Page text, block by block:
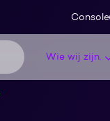
Console
Wie wij zijn.